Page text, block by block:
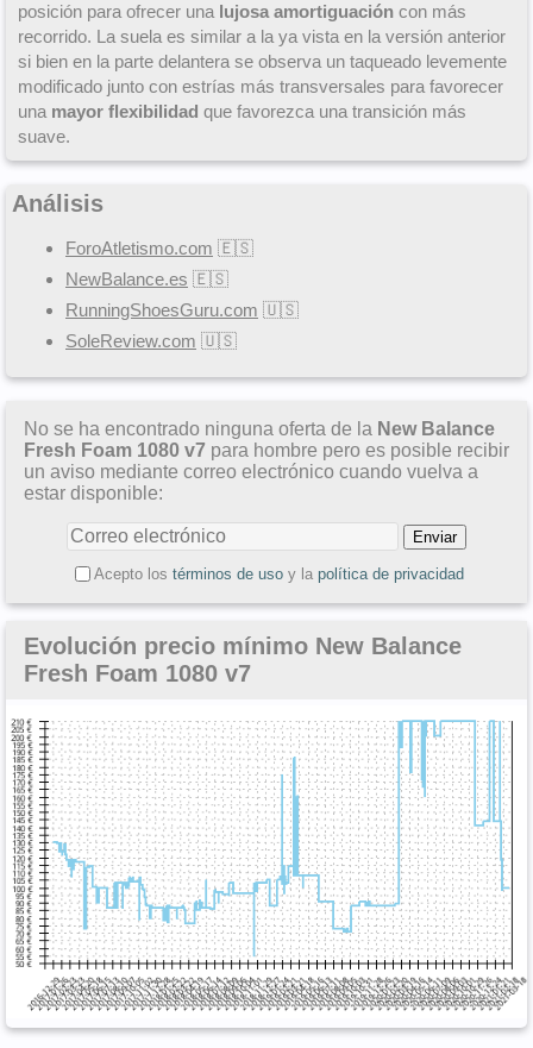
posición para ofrecer una lujosa amortiguación con más
recorrido. La suela es similar a la ya vista en la versión anterior
si bien en la parte delantera se observa un taqueado levemente
modificado junto con estrías más transversales para favorecer
una mayor flexibilidad que favorezca una transición más
suave.
Análisis
ForoAtletismo.com 🇪🇸
NewBalance.es 🇪🇸
RunningShoesGuru.com 🇺🇸
SoleReview.com 🇺🇸
No se ha encontrado ninguna oferta de la New Balance
Fresh Foam 1080 v7 para hombre pero es posible recibir
un aviso mediante correo electrónico cuando vuelva a
estar disponible:
Acepto los términos de usoy la política de privacidad
Evolución precio mínimo New Balance
Fresh Foam 1080 v7